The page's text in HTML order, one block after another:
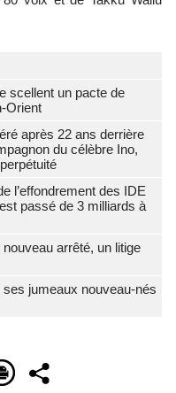
scellent un pacte de
Orient
après 22 ans derrière
du célèbre Ino,
l’effondrement des IDE
passé de 3 milliards à
arrêté, un litige
jumeaux nouveau-nés